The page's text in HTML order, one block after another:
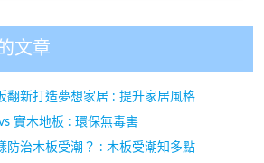
文章
翻新打造夢想家居 : 提升家居風格
實木地板 : 環保無毒害
防治木板受潮？ : 木板受潮知多點